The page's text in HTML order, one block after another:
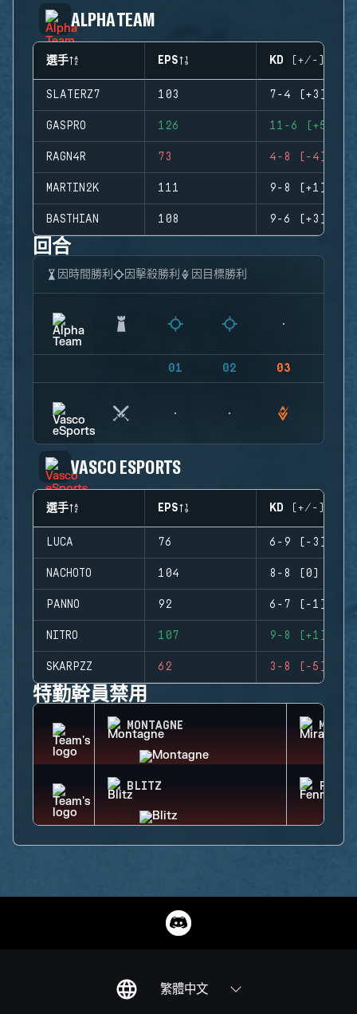
ALPHA TEAM
選手 EPS KD (+/-)
SLATERZ7 103 7-4 (+3)
GASPRO 126 11-6 (+5)
RAGN4R 73 4-8 (-4)
MARTIN2K 111 9-8 (+1)
BASTHIAN 108 9-6 (+3)
回合
因時間勝利 因擊殺勝利 因目標勝利
01 02 03
VASCO ESPORTS
選手 EPS KD (+/-)
LUCA 76 6-9 (-3)
NACHOTO 104 8-8 (0)
PANNO 92 6-7 (-1)
NITRO 107 9-8 (+1)
SKARPZZ 62 3-8 (-5)
特勤幹員禁用
MONTAGNE MIRA
BLITZ
繁體中文